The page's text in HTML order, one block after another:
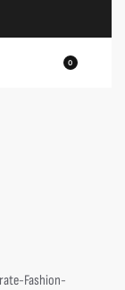
0
Fashion-